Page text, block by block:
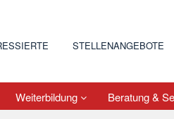
STELLENANGEBOTE
Weiterbildung Beratung &